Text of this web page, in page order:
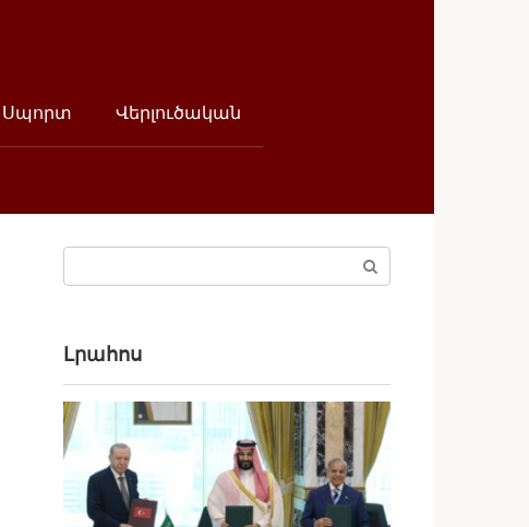
Սպորտ Վերլուծական
Լրահոս